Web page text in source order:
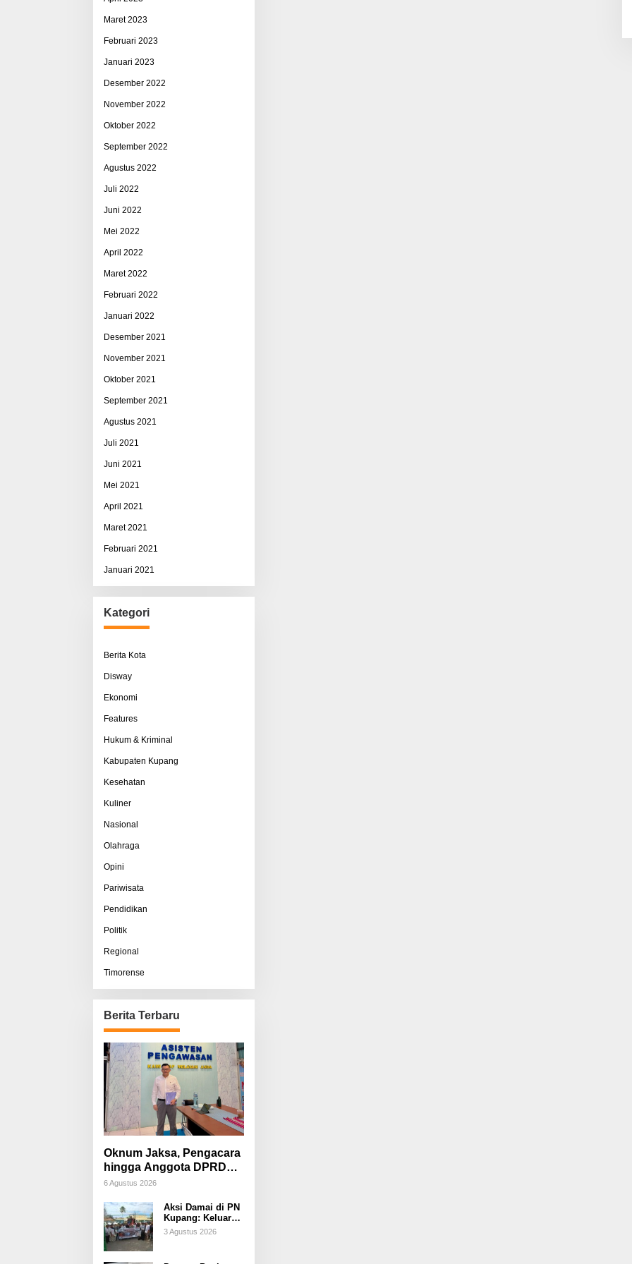
Maret 2023
Februari 2023
Januari 2023
Desember 2022
November 2022
Oktober 2022
September 2022
Agustus 2022
Juli 2022
Juni 2022
Mei 2022
April 2022
Maret 2022
Februari 2022
Januari 2022
Desember 2021
November 2021
Oktober 2021
September 2021
Agustus 2021
Juli 2021
Juni 2021
Mei 2021
April 2021
Maret 2021
Februari 2021
Januari 2021
Kategori
Berita Kota
Disway
Ekonomi
Features
Hukum & Kriminal
Kabupaten Kupang
Kesehatan
Kuliner
Nasional
Olahraga
Opini
Pariwisata
Pendidikan
Politik
Regional
Timorense
Berita Terbaru
Oknum Jaksa, Pengacara
hingga Anggota DPRD
Diduga Terlibat, Sisco
Pemerasan Terorganisir
6 Agustus 2026
Aksi Damai di PN
Kupang: Keluarga
Tuding Proses
Hukum Kasus
3 Agustus 2026